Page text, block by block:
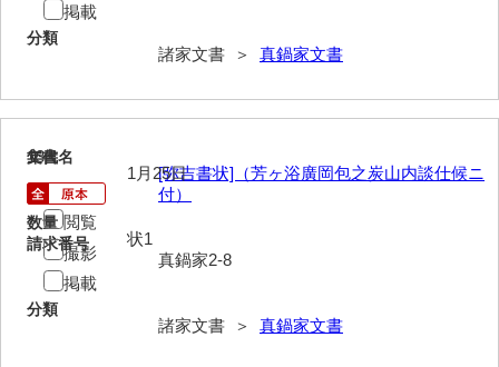
月輪寺文書
桂家文書（宇部市1）
桂家文書（下関市長府）
分類
諸家文書 ＞ 真鍋家文書
掲載
13
文書名
[弥吉書状]（芳ヶ浴廣岡包之炭山内談仕候ニ
付）
請求番号
真鍋家2-8
分類
諸家文書 ＞ 真鍋家文書
年代
1月25日
数量
状1
閲覧
撮影
掲載